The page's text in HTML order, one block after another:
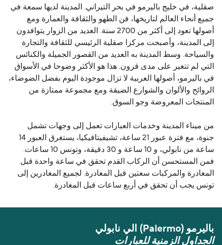
صقلية، في خليج باليرمو في بحر التيراني. المدينة لديها سمعة في
جميع أنحاء العالم لتاريخها، فن الطهو والثقافة والعمارة ومع
أصولها تعود إلى أكثر من 2700 سنة. العديد من الزوار يتوافدون
إلى المدينة، وأصبحت مركزا صقلية الرئيسي للثقافة والتجارة
والسياحة. وسط المدينة به العديد من القصور الجميلة والكنائس
التي لم تتغير على مدى قرون. هذا هو الأكثر وضوحا في الأسواق
في باليرمو، أصولها العربية لا تزال موجودة اليوم بفضل الضوضاء،
الروائح والألوان والشوارع الضيقة ومع مجموعة ممتازة من
المنتجات المعروضة وجو السوق.
من ميناء المدينة وخدمات العبارات تعمل إلى وجهات تشمل
جنوة، مع فترة عبور 21 ساعة، تشيفيتافيكيا، يستغرق العبور 14
ساعة من نابولي، و 10 ساعة و 30 دقيقة، وتونس 10 ساعات.
فمن المستحسن أن الركاب القدم تحقق في ساعة واحدة قبل
المغادرة والمركبات سعتين قبل المغادرة. لجميع المغادرين إلى
تونس يجب أن تحقق في أربع ساعات قبل المغادرة.
باليرمو (Palermo) الي نابولي
الجداول الزمنية للعبارات